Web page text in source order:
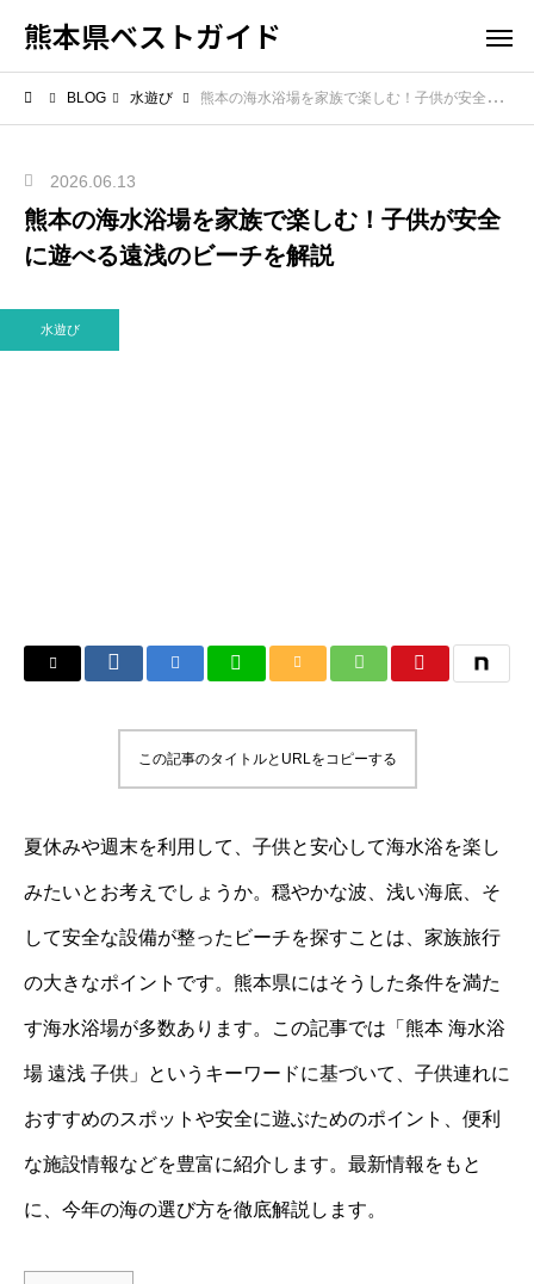
熊本県ベストガイド
BLOG 水遊び 熊本の海水浴場を家族で楽しむ！子供が安全に遊べる遠浅のビーチを解説
2026.06.13
熊本の海水浴場を家族で楽しむ！子供が安全
に遊べる遠浅のビーチを解説
水遊び
この記事のタイトルとURLをコピーする
夏休みや週末を利用して、子供と安心して海水浴を楽し
みたいとお考えでしょうか。穏やかな波、浅い海底、そ
して安全な設備が整ったビーチを探すことは、家族旅行
の大きなポイントです。熊本県にはそうした条件を満た
す海水浴場が多数あります。この記事では「熊本 海水浴
場 遠浅 子供」というキーワードに基づいて、子供連れに
おすすめのスポットや安全に遊ぶためのポイント、便利
な施設情報などを豊富に紹介します。最新情報をもと
に、今年の海の選び方を徹底解説します。